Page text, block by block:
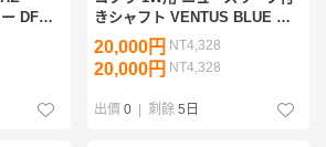
DF
きシャフト VENTUS BLUE ブ
ルー VELOCORE 6 (X) シャフ
トのみ OPTM DS-ADAPT
20,000円 NT4,328
20,000円 NT4,328
出價 0 | 剩餘 5日